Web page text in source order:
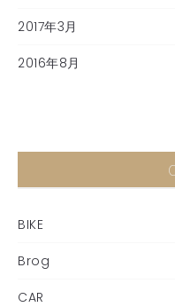
2017年3月
2016年8月
BIKE
Brog
CAR